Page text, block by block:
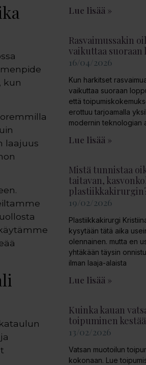
kun
laajuus
Lue lisää »
Rasvaimussakin
vaikuttaa
16/04/2026
Kun harkitset
vaikuttaa suoraan
että
erottuu tarjoamalla
modernin teknologian
Lue lisää »
Mistä tunnistaa
taitavan,
19/02/2026
Plastiikkakirurgi
kysytään tätä aika
olennainen. mutta en
yhtäkään täysin
ilman laaja-alaista
Lue lisää »
Kuinka kauan
toipuminen
13/02/2026
Vatsan muotoilun
kokonaan. Lue